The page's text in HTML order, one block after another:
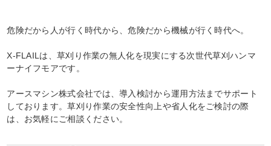
危険だから人が行く時代から、危険だから機械が行く時代へ。
X-FLAILは、草刈り作業の無人化を現実にする次世代草刈ハンマ
ーナイフモアです。
アースマシン株式会社では、導入検討から運用方法までサポート
しております。草刈り作業の安全性向上や省人化をご検討の際
は、お気軽にご相談ください。